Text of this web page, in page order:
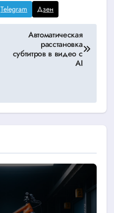
Telegram Дзен
Автоматическая
расстановка
субтитров в видео с
AI